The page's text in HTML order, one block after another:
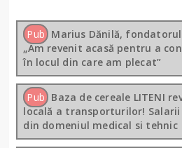
Pub Marius Dănilă,
„Am revenit acasă pentru a
în locul din care am plecat”
Pub Baza de cereale LITENI
locală a transporturilor!
din domeniul medical si tehnic